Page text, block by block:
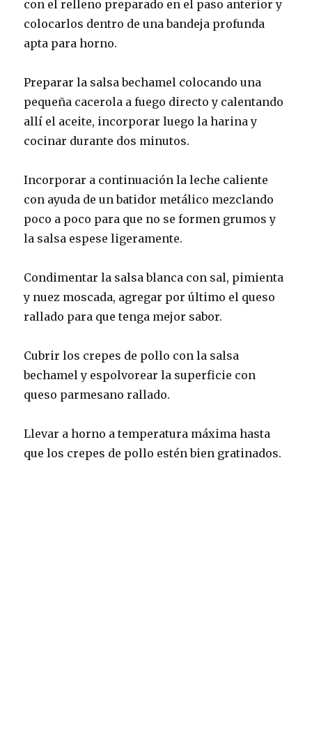
con el relleno preparado en el paso anterior y
colocarlos dentro de una bandeja profunda
apta para horno.
Preparar la salsa bechamel colocando una
pequeña cacerola a fuego directo y calentando
allí el aceite, incorporar luego la harina y
cocinar durante dos minutos.
Incorporar a continuación la leche caliente
con ayuda de un batidor metálico mezclando
poco a poco para que no se formen grumos y
la salsa espese ligeramente.
Condimentar la salsa blanca con sal, pimienta
y nuez moscada, agregar por último el queso
rallado para que tenga mejor sabor.
Cubrir los crepes de pollo con la salsa
bechamel y espolvorear la superficie con
queso parmesano rallado.
Llevar a horno a temperatura máxima hasta
que los crepes de pollo estén bien gratinados.